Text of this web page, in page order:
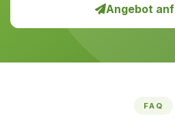
Angebot
FAQ